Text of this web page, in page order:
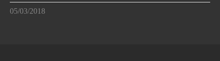
05/03/2018